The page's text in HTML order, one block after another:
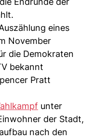
eines
November
die Demokraten
bekannt
Pratt
unter
der Stadt,
nach den